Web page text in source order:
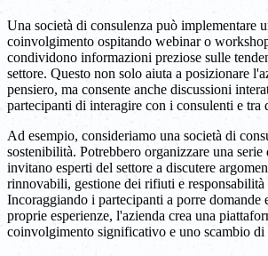
Una società di consulenza può implementare
coinvolgimento ospitando webinar o
condividono informazioni preziose sulle
settore. Questo non solo aiuta a posizionare
pensiero, ma consente anche discussioni
partecipanti di interagire con i consulenti e tra
Ad esempio, consideriamo una società di
sostenibilità. Potrebbero organizzare una
invitano esperti del settore a discutere
rinnovabili, gestione dei rifiuti e responsabilità
Incoraggiando i partecipanti a porre domande
proprie esperienze, l'azienda crea una
coinvolgimento significativo e uno scambio di